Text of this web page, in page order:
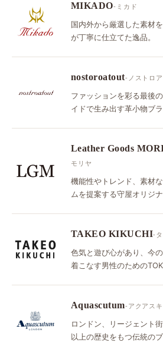
MIKADO-ミカド
国内外から厳選した素材
が丁寧に仕立てた逸品。
nostoroatout-ノストロ
ファッションを彩る最後
イドで生み出す革小物ブラ
Leather Goods
モリヤ
機能性やトレンド、素材
ムを提案する守屋オリジナ
TAKEO KIKUCHI-
色気と遊び心があり、今
着こなす男性のための
Aquascutum-アクアス
ロンドン、リージェント
以上の歴史をもつ伝統のブ